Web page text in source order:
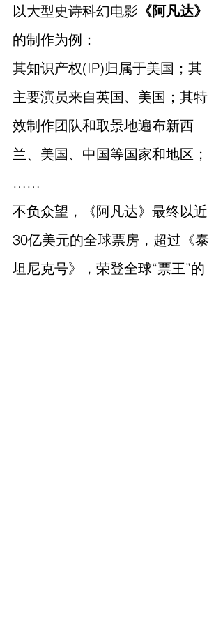
以大型史诗科幻电影 《阿凡达》
的制作为例：
其知识产权(IP)归属于美国；其
主要演员来自英国、美国；其特
效制作团队和取景地遍布新西
兰、美国、中国等国家和地区；
……
不负众望，《阿凡达》最终以近
30亿美元的全球票房，超过《泰
坦尼克号》，荣登全球“票王”的